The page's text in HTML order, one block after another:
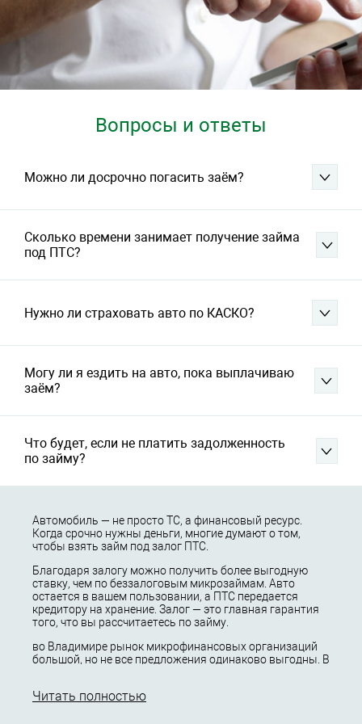
Вопросы и ответы
Можно ли досрочно погасить заём?
Сколько времени занимает получение займа
под ПТС?
Нужно ли страховать авто по КАСКО?
Могу ли я ездить на авто, пока выплачиваю
заём?
Что будет, если не платить задолженность
по займу?
Автомобиль — не просто ТС, а финансовый ресурс.
Когда срочно нужны деньги, многие думают о том,
чтобы взять займ под залог ПТС.
Благодаря залогу можно получить более выгодную
ставку, чем по беззалоговым микрозаймам. Авто
остается в вашем пользовании, а ПТС передается
кредитору на хранение. Залог — это главная гарантия
того, что вы рассчитаетесь по займу.
во Владимире рынок микрофинансовых организаций
большой, но не все предложения одинаково выгодны. В
подготовить для сделки.
Читать полностью